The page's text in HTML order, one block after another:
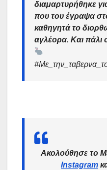
διαμαρτυρήθηκε
που του έγραψα
καθηγητά το
αγλέορα. Και
#Με_ την _ταβερνα_
Ακολούθησε το
Instagram